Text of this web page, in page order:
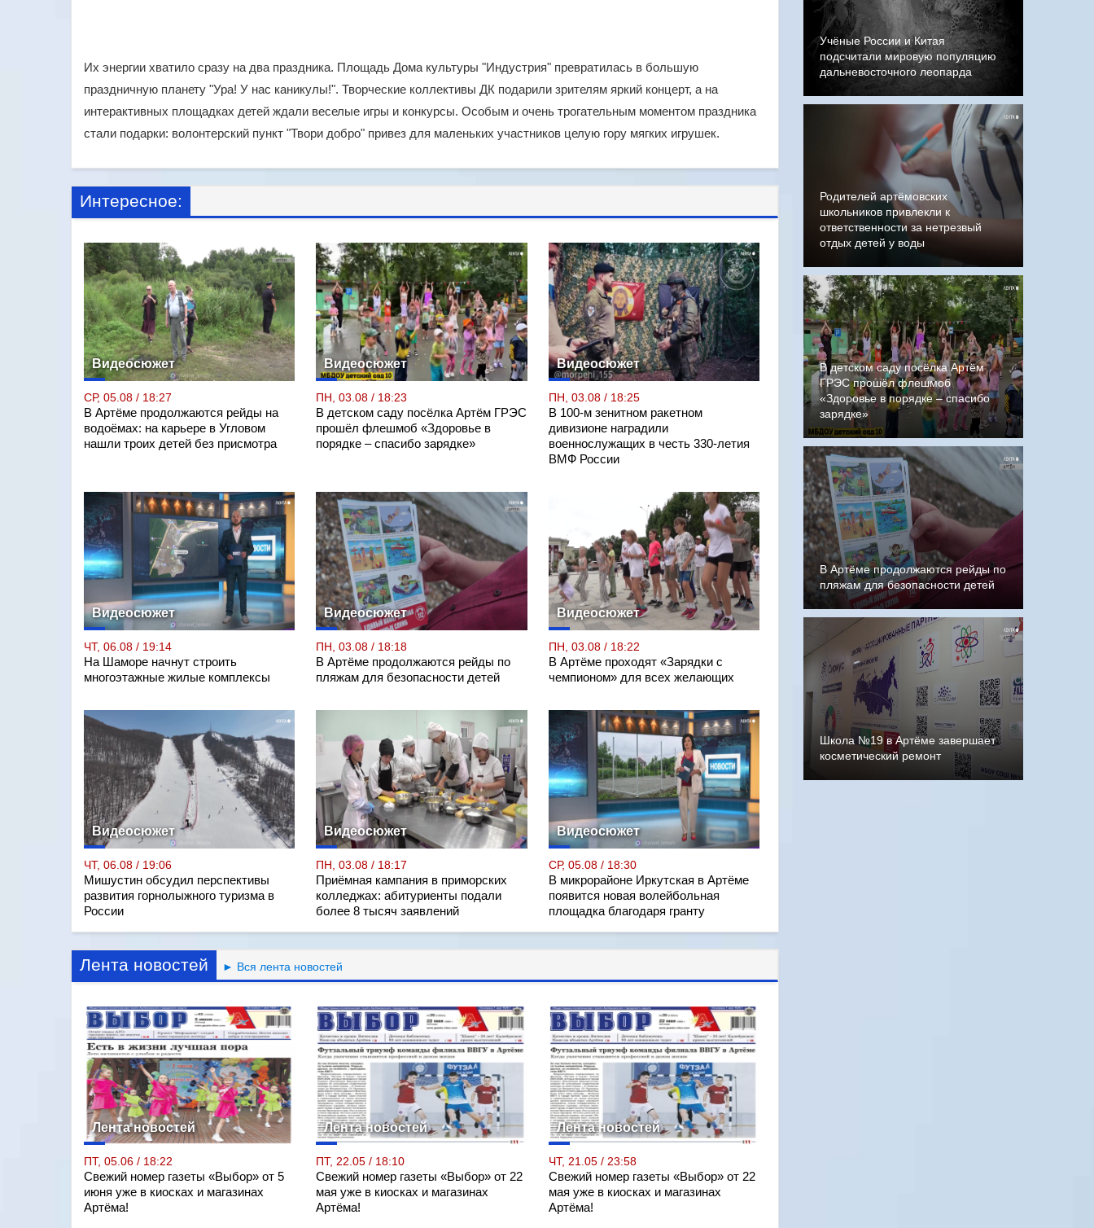
Их энергии хватило сразу на два праздника. Площадь Дома культуры "Индустрия" превратилась в большую
праздничную планету "Ура! У нас каникулы!". Творческие коллективы ДК подарили зрителям яркий концерт, а на
интерактивных площадках детей ждали веселые игры и конкурсы. Особым и очень трогательным моментом праздника
стали подарки: волонтерский пункт "Твори добро" привез для маленьких участников целую гору мягких игрушек.
Интересное:
Видеосюжет
СР, 05.08 / 18:27
В Артёме продолжаются рейды на
водоёмах: на карьере в Угловом
нашли троих детей без присмотра
Видеосюжет
ПН, 03.08 / 18:23
В детском саду посёлка Артём ГРЭС
прошёл флешмоб «Здоровье в
порядке – спасибо зарядке»
Видеосюжет
ПН, 03.08 / 18:25
В 100-м зенитном ракетном
дивизионе наградили
военнослужащих в честь 330-летия
ВМФ России
Видеосюжет
ЧТ, 06.08 / 19:14
На Шаморе начнут строить
многоэтажные жилые комплексы
Видеосюжет
ПН, 03.08 / 18:18
В Артёме продолжаются рейды по
пляжам для безопасности детей
Видеосюжет
ПН, 03.08 / 18:22
В Артёме проходят «Зарядки с
чемпионом» для всех желающих
Видеосюжет
ЧТ, 06.08 / 19:06
Мишустин обсудил перспективы
развития горнолыжного туризма в
России
Видеосюжет
ПН, 03.08 / 18:17
Приёмная кампания в приморских
колледжах: абитуриенты подали
более 8 тысяч заявлений
Видеосюжет
СР, 05.08 / 18:30
В микрорайоне Иркутская в Артёме
появится новая волейбольная
площадка благодаря гранту
Лента новостей ► Вся лента новостей
Лента новостей
ПТ, 05.06 / 18:22
Свежий номер газеты «Выбор» от 5
июня уже в киосках и магазинах
Артёма!
Лента новостей
ПТ, 22.05 / 18:10
Свежий номер газеты «Выбор» от 22
мая уже в киосках и магазинах
Артёма!
Лента новостей
ЧТ, 21.05 / 23:58
Свежий номер газеты «Выбор» от 22
мая уже в киосках и магазинах
Артёма!
Учёные России и Китая
подсчитали мировую популяцию
дальневосточного леопарда
Родителей артёмовских
школьников привлекли к
ответственности за нетрезвый
отдых детей у воды
В детском саду посёлка Артём
ГРЭС прошёл флешмоб
«Здоровье в порядке – спасибо
зарядке»
В Артёме продолжаются рейды по
пляжам для безопасности детей
Школа №19 в Артёме завершает
косметический ремонт